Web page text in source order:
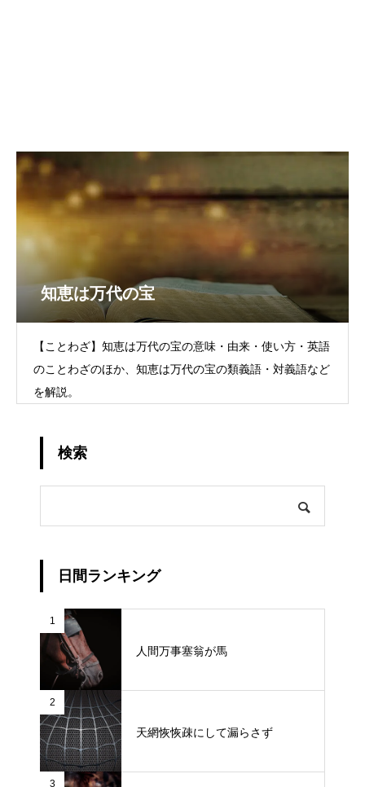
知恵は万代の宝
【ことわざ】知恵は万代の宝の意味・由来・使い方・英語
のことわざのほか、知恵は万代の宝の類義語・対義語など
を解説。
検索
日間ランキング
1
人間万事塞翁が馬
2
天網恢恢疎にして漏らさず
3